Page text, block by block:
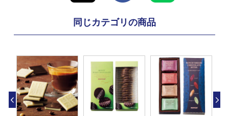
同じカテゴリの商品